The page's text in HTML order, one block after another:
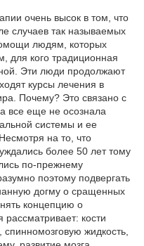
очень высок в том, что
случаев так называемых
людям, которых
для кого традиционная
Эти люди продолжают
курсы лечения в
Почему? Это связано с
все еще не осознала
системы и ее
на то, что
более 50 лет тому
по-прежнему
поэтому подвергать
догму о сращенных
концепцию о
рассматривает: кости
жидкость,